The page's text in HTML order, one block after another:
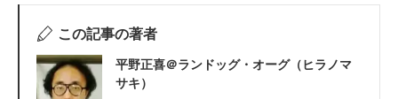
この記事の著者
平野正喜＠ランドッグ・オーグ（ヒラノマ
サキ）